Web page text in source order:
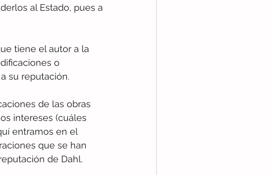
al Estado, pues a
tiene el autor a la
o
su reputación.
de las obras
intereses (cuáles
entramos en el
que se han
de Dahl.